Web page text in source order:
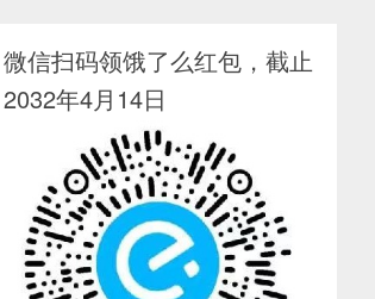
微信扫码领饿了么红包，截止
2032年4月14日